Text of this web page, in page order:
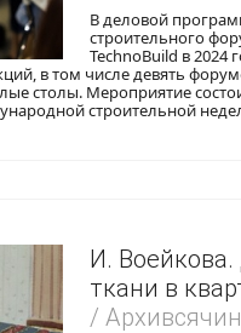
В деловой
строительного
TechnoBuild в 2024
в том числе девять
столы. Мероприятие
строительной
И.
ткани в
/